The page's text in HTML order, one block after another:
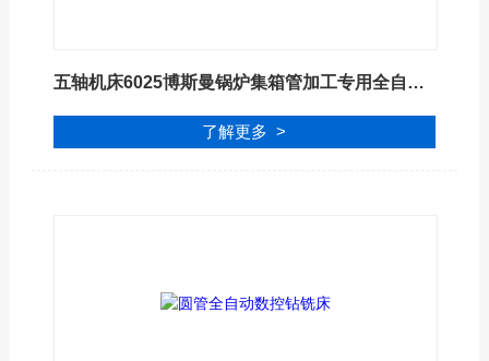
五轴机床6025博斯曼锅炉集箱管加工专用全自动数控钻铣床
了解更多 >